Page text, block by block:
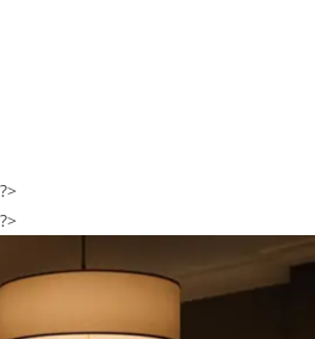
?>
?>